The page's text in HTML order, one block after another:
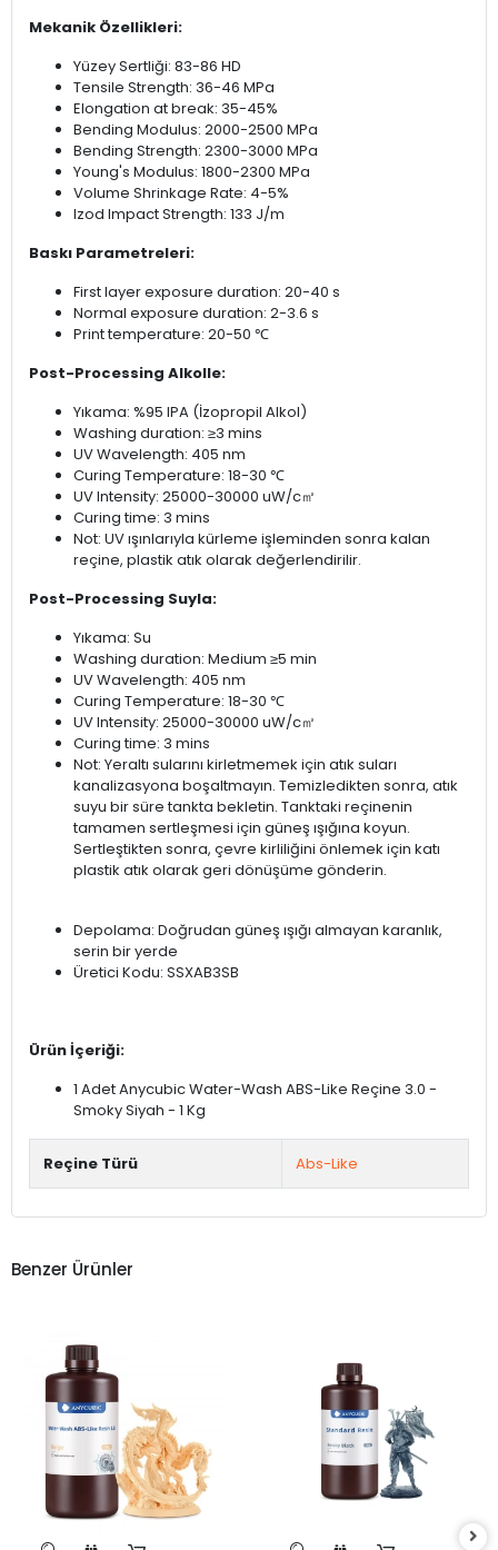
Mekanik Özellikleri:
Yüzey Sertliği: 83-86 HD
Tensile Strength: 36-46 MPa
Elongation at break: 35-45%
Bending Modulus: 2000-2500 MPa
Bending Strength: 2300-3000 MPa
Young's Modulus: 1800-2300 MPa
Volume Shrinkage Rate: 4-5%
Izod Impact Strength: 133 J/m
Baskı Parametreleri:
First layer exposure duration: 20-40 s
Normal exposure duration: 2-3.6 s
Print temperature: 20-50 ℃
Post-Processing Alkolle:
Yıkama: %95 IPA (İzopropil Alkol)
Washing duration: ≥3 mins
UV Wavelength: 405 nm
Curing Temperature: 18-30 ℃
UV Intensity: 25000-30000 uW/c㎡
Curing time: 3 mins
Not: UV ışınlarıyla kürleme işleminden sonra kalan
reçine, plastik atık olarak değerlendirilir.
Post-Processing Suyla:
Yıkama: Su
Washing duration: Medium ≥5 min
UV Wavelength: 405 nm
Curing Temperature: 18-30 ℃
UV Intensity: 25000-30000 uW/c㎡
Curing time: 3 mins
Not: Yeraltı sularını kirletmemek için atık suları
kanalizasyona boşaltmayın. Temizledikten sonra, atık
suyu bir süre tankta bekletin. Tanktaki reçinenin
tamamen sertleşmesi için güneş ışığına koyun.
Sertleştikten sonra, çevre kirliliğini önlemek için katı
plastik atık olarak geri dönüşüme gönderin.
Depolama: Doğrudan güneş ışığı almayan karanlık,
serin bir yerde
Üretici Kodu: SSXAB3SB
Ürün İçeriği:
1 Adet Anycubic Water-Wash ABS-Like Reçine 3.0 -
Smoky Siyah - 1 Kg
Reçine Türü Abs-Like
Benzer Ürünler